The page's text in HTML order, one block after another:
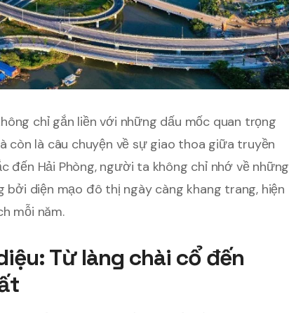
chỉ gắn liền với những dấu mốc quan trọng
còn là câu chuyện về sự giao thoa giữa truyền
đến Hải Phòng, người ta không chỉ nhớ về những
diện mạo đô thị ngày càng khang trang, hiện
mỗi năm.
Từ làng chài cổ đến